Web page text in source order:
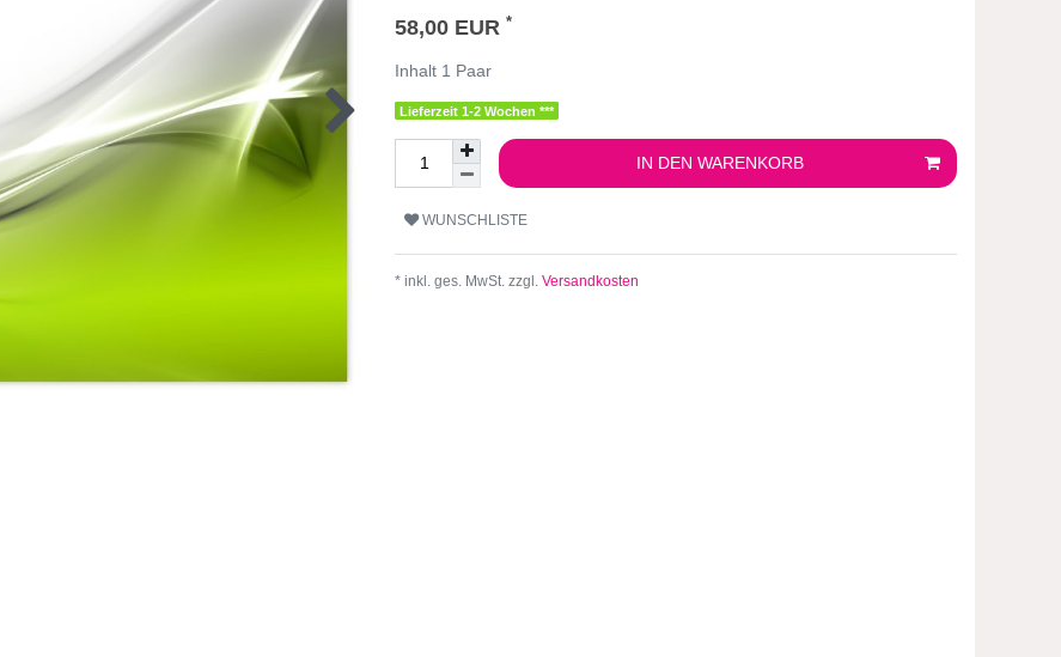
58,00 EUR *
Inhalt 1 Paar
Lieferzeit 1-2 Wochen ***
IN DEN WARENKORB
WUNSCHLISTE
* inkl. ges. MwSt. zzgl. Versandkosten